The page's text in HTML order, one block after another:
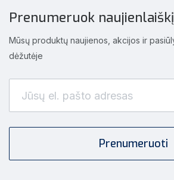
Prenumeruok naujienlaiškį
Mūsų produktų naujienos, akcijos ir
dėžutėje